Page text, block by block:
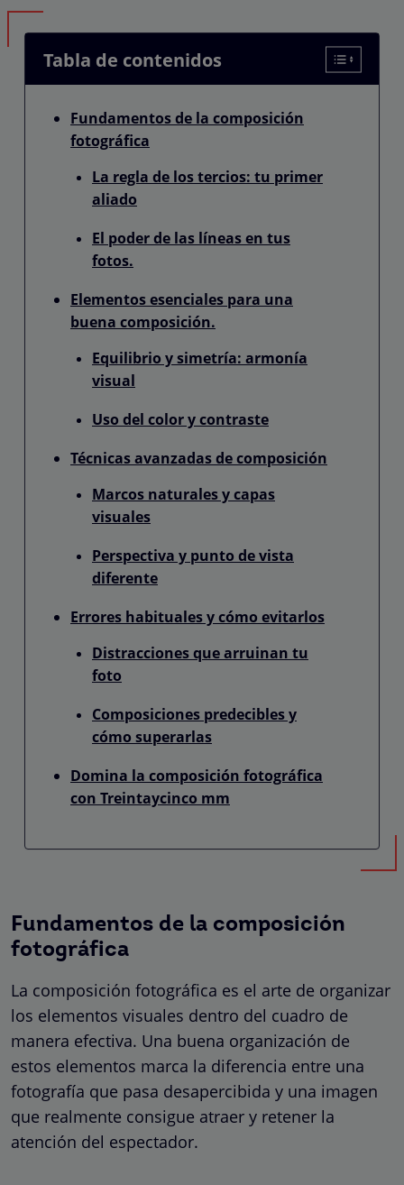
Tabla de contenidos
Fundamentos de la composición
fotográfica
La regla de los tercios: tu primer
aliado
El poder de las líneas en tus
fotos.
Elementos esenciales para una
buena composición.
Equilibrio y simetría: armonía
visual
Uso del color y contraste
Técnicas avanzadas de composición
Marcos naturales y capas
visuales
Perspectiva y punto de vista
diferente
Errores habituales y cómo evitarlos
Distracciones que arruinan tu
foto
Composiciones predecibles y
cómo superarlas
Domina la composición fotográfica
con Treintaycinco mm
Fundamentos de la composición
fotográfica
La composición fotográfica es el arte de organizar
los elementos visuales dentro del cuadro de
manera efectiva. Una buena organización de
estos elementos marca la diferencia entre una
fotografía que pasa desapercibida y una imagen
que realmente consigue atraer y retener la
atención del espectador.